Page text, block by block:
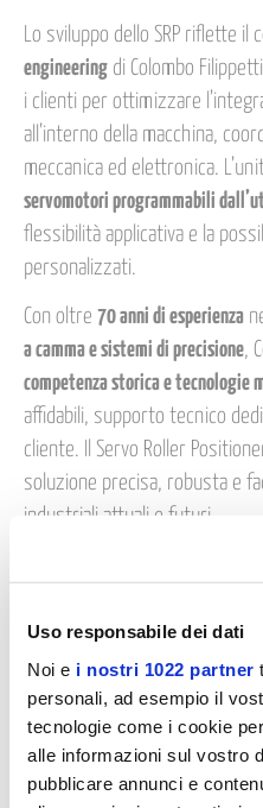
Uso responsabile dei dati
Noi e i nostri 1022 partner
personali, ad esempio il
tecnologie come i cookie
alle informazioni sul vostro
pubblicare annunci e
Lo sviluppo dello SRP riflette il
engineering di Colombo
i clienti per ottimizzare
all’interno della macchina,
meccanica ed elettronica.
servomotori programmabili
flessibilità applicativa e la
personalizzati.
Con oltre 70 anni di esperienza
a camma e sistemi di precisione,
competenza storica e tecnologie
affidabili, supporto tecnico
cliente. Il Servo Roller
soluzione precisa, robusta e
industriali attuali e futuri.
Vai al selezionatore
In questa sezione può scaricare i
chiedere informazioni e procedere